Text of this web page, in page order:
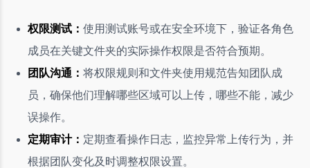
权限测试： 使用测试账号或在安全环境下，验证各角色
成员在关键文件夹的实际操作权限是否符合预期。
团队沟通： 将权限规则和文件夹使用规范告知团队成
员，确保他们理解哪些区域可以上传，哪些不能，减少
误操作。
定期审计： 定期查看操作日志，监控异常上传行为，并
根据团队变化及时调整权限设置。